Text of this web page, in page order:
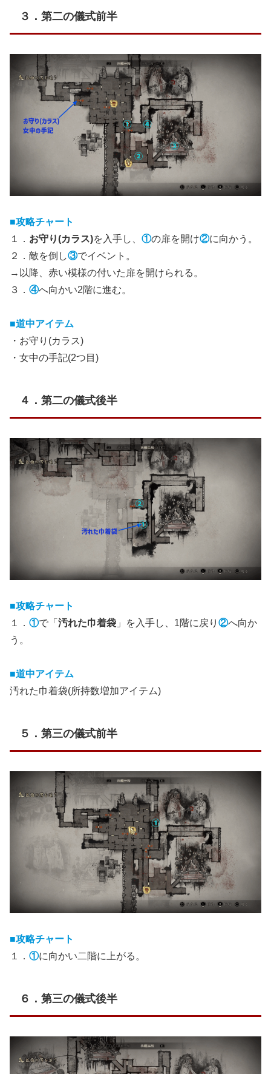
３．第二の儀式前半
■攻略チャート
１． お守り(カラス)を入手し、 ①の扉を開け②に向かう。
２．敵を倒し③でイベント。
→以降、赤い模様の付いた扉を開けられる。
３． ④へ向かい2階に進む。
■道中アイテム
・お守り(カラス)
・女中の手記(2つ目)
４．第二の儀式後半
■攻略チャート
１． ①で「 汚れた巾着袋 」を入手し、1階に戻り ②へ向か
う。
■道中アイテム
汚れた巾着袋(所持数増加アイテム)
５．第三の儀式前半
■攻略チャート
１． ①に向かい二階に上がる。
６．第三の儀式後半